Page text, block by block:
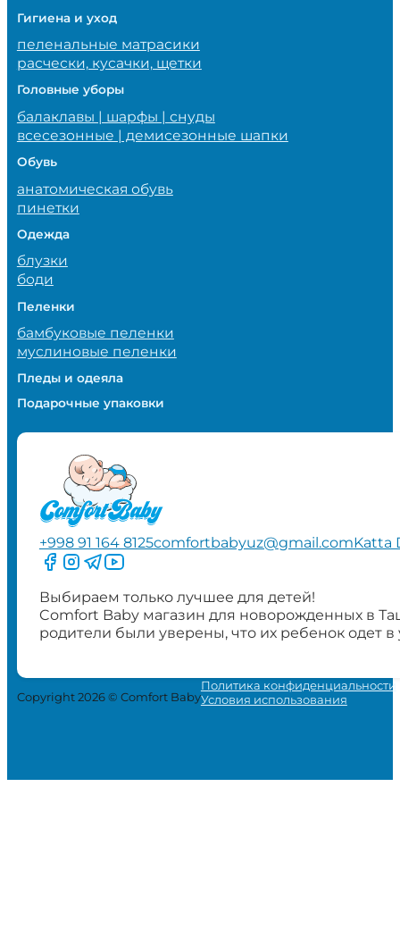
Гигиена и уход
пеленальные матрасики
расчески, кусачки, щетки
Головные уборы
балаклавы | шарфы | снуды
всесезонные | демисезонные шапки
Обувь
анатомическая обувь
пинетки
Одежда
блузки
боди
Пеленки
бамбуковые пеленки
муслиновые пеленки
Пледы и одеяла
Подарочные упаковки
+998 91 164 8125comfortbabyuz@gmail.comKatta
Следите за нами на Facebook
Следите за нами в Instagram
Следите за нами в Telegram
Следите за нами в YouTube
Выбираем только лучшее для детей!
Comfort Baby магазин для новорожденных в
родители были уверены, что их ребенок одет
Copyright 2026 © Comfort Baby
Политика конфиденциальности
Условия использования